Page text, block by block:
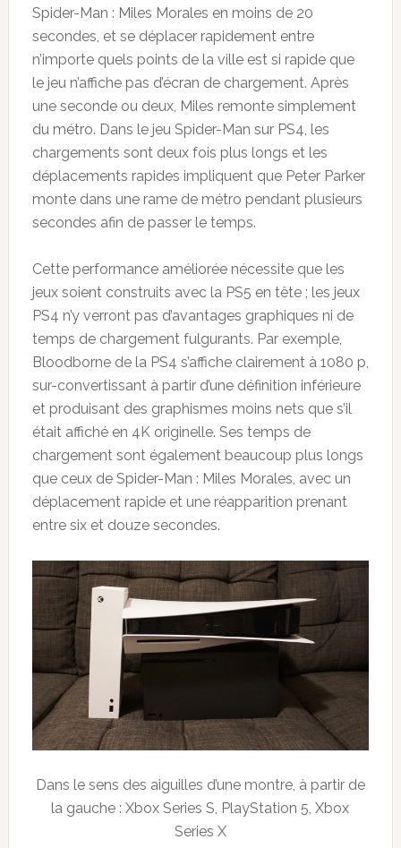
Spider-Man : Miles Morales en moins de 20
secondes, et se déplacer rapidement entre
n’importe quels points de la ville est si rapide que
le jeu n’affiche pas d’écran de chargement. Après
une seconde ou deux, Miles remonte simplement
du métro. Dans le jeu Spider-Man sur PS4, les
chargements sont deux fois plus longs et les
déplacements rapides impliquent que Peter Parker
monte dans une rame de métro pendant plusieurs
secondes afin de passer le temps.
Cette performance améliorée nécessite que les
jeux soient construits avec la PS5 en tête ; les jeux
PS4 n’y verront pas d’avantages graphiques ni de
temps de chargement fulgurants. Par exemple,
Bloodborne de la PS4 s’affiche clairement à 1080 p,
sur-convertissant à partir d’une définition inférieure
et produisant des graphismes moins nets que s’il
était affiché en 4K originelle. Ses temps de
chargement sont également beaucoup plus longs
que ceux de Spider-Man : Miles Morales, avec un
déplacement rapide et une réapparition prenant
entre six et douze secondes.
Dans le sens des aiguilles d’une montre, à partir de
la gauche : Xbox Series S, PlayStation 5, Xbox
Series X